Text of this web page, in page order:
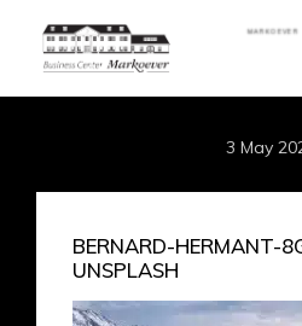
to
main
MARKOEVER
3 May
BERNARD-HERMANT-
UNSPLASH